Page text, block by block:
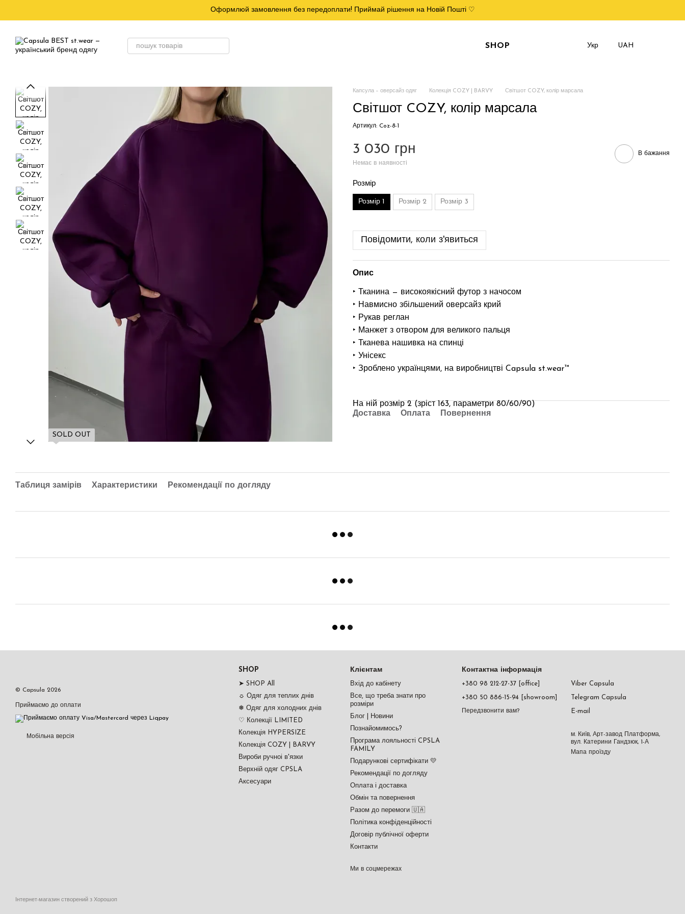
Оформлюй замовлення без передоплати! Приймай рішення на Новій Пошті ♡
SHOP Укр UAH
SOLD OUT
Капсула – оверсайз одяг Колекція COZY | BARVY Світшот COZY, колір марсала
Світшот COZY, колір марсала
Артикул: Coz-8-1
3 030 грн
Немає в наявності
В бажання
Розмір
Розмір 1 Розмір 2 Розмір 3
Повідомити, коли з'явиться
Опис
‣ Тканина — високоякісний футор з начосом
‣ Навмисно збільшений оверсайз крий
‣ Рукав реглан
‣ Манжет з отвором для великого пальця
‣ Тканева нашивка на спинці
‣ Унісекс
‣ Зроблено українцями, на виробництві Capsula st.wear™
На ній розмір 2 (зріст 163, параметри 80/60/90)
Доставка
Оплата Повернення
Таблиця замірів Характеристики Рекомендації по догляду
© Capsula 2026
Приймаємо до оплати
Мобільна версія
Інтернет-магазин створений з Хорошоп
SHOP
➤ SHOP All
☼ Одяг для теплих днів
❅ Одяг для холодних днів
♡ Колекції LIMITED
Колекція HYPERSIZE
Колекція COZY | BARVY
Вироби ручноі в'язки
Верхній одяг CPSLA
Аксесуари
Клієнтам
Вхід до кабінету
Все, що треба знати про
розміри
Блог | Новини
Познайомимось?
Програма лояльності CPSLA
FAMILY
Подарункові сертифікати 💛
Рекомендації по догляду
Оплата і доставка
Обмін та повернення
Разом до перемоги 🇺🇦
Політика конфіденційності
Договір публічної оферти
Контакти
Ми в соцмережах
Контактна інформація
+380 98 212-27-37 [office]
+380 50 886-15-94 [showroom]
Передзвонити вам?
Viber Capsula
Telegram Capsula
E-mail
м. Київ, Арт-завод Платформа,
вул. Катерини Гандзюк, 1-А
Мапа проїзду